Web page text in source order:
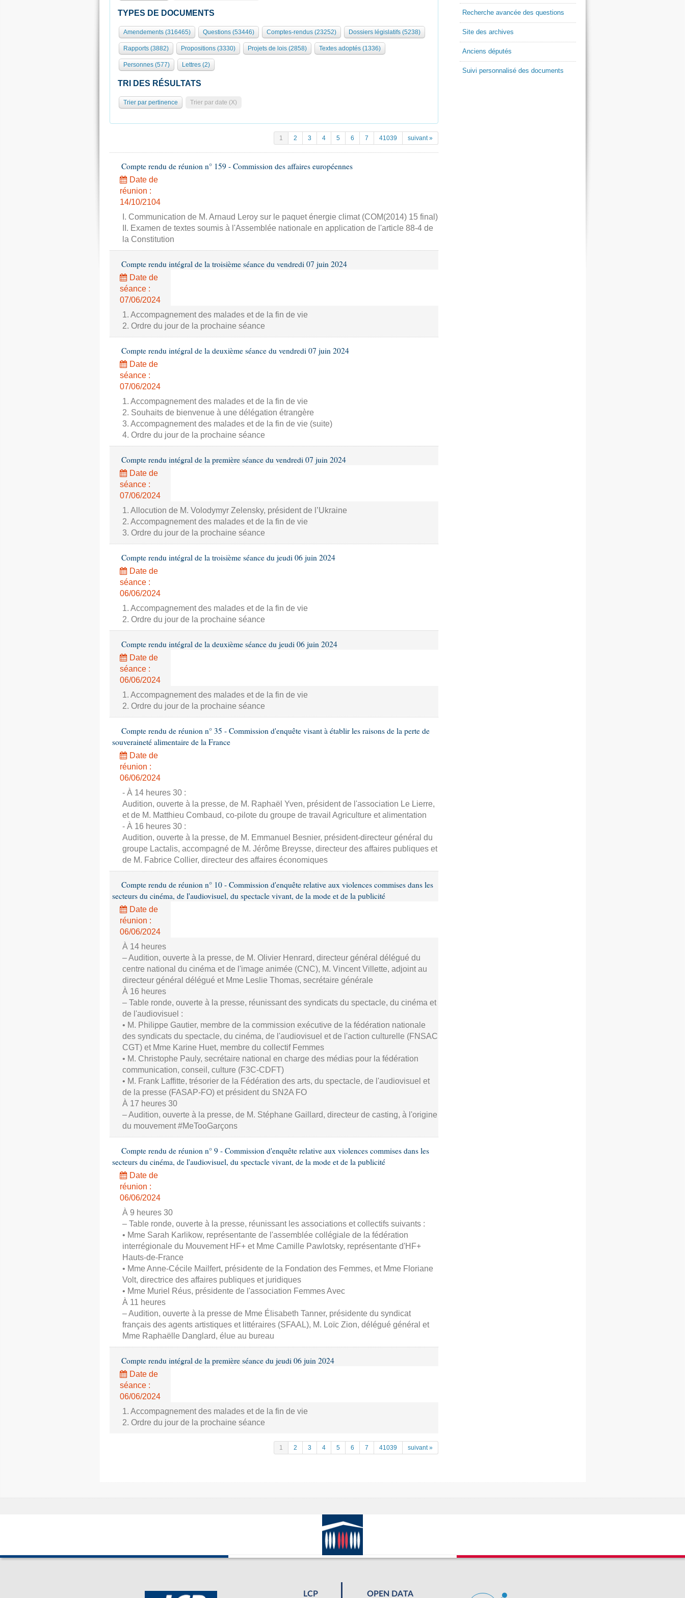
TYPES DE DOCUMENTS
Amendements (316465) Questions (53446) Comptes-rendus (23252) Dossiers législatifs (5238)
Rapports (3882) Propositions (3330) Projets de lois (2858) Textes adoptés (1336)
Personnes (577) Lettres (2)
TRI DES RÉSULTATS
Trier par pertinence Trier par date (X)
1 2 3 4 5 6 7 41039 suivant »
Compte rendu de réunion n° 159 - Commission des affaires européennes
Date de
réunion :
14/10/2104
I. Communication de M. Arnaud Leroy sur le paquet énergie climat (COM(2014) 15 final)
II. Examen de textes soumis à l'Assemblée nationale en application de l'article 88-4 de
la Constitution
Compte rendu intégral de la troisième séance du vendredi 07 juin 2024
Date de
séance :
07/06/2024
1. Accompagnement des malades et de la fin de vie
2. Ordre du jour de la prochaine séance
Compte rendu intégral de la deuxième séance du vendredi 07 juin 2024
Date de
séance :
07/06/2024
1. Accompagnement des malades et de la fin de vie
2. Souhaits de bienvenue à une délégation étrangère
3. Accompagnement des malades et de la fin de vie (suite)
4. Ordre du jour de la prochaine séance
Compte rendu intégral de la première séance du vendredi 07 juin 2024
Date de
séance :
07/06/2024
1. Allocution de M. Volodymyr Zelensky, président de l’Ukraine
2. Accompagnement des malades et de la fin de vie
3. Ordre du jour de la prochaine séance
Compte rendu intégral de la troisième séance du jeudi 06 juin 2024
Date de
séance :
06/06/2024
1. Accompagnement des malades et de la fin de vie
2. Ordre du jour de la prochaine séance
Compte rendu intégral de la deuxième séance du jeudi 06 juin 2024
Date de
séance :
06/06/2024
1. Accompagnement des malades et de la fin de vie
2. Ordre du jour de la prochaine séance
Compte rendu de réunion n° 35 - Commission d'enquête visant à établir les raisons de la perte de
souveraineté alimentaire de la France
Date de
réunion :
06/06/2024
- À 14 heures 30 :
Audition, ouverte à la presse, de M. Raphaël Yven, président de l'association Le Lierre,
et de M. Matthieu Combaud, co-pilote du groupe de travail Agriculture et alimentation
- À 16 heures 30 :
Audition, ouverte à la presse, de M. Emmanuel Besnier, président-directeur général du
groupe Lactalis, accompagné de M. Jérôme Breysse, directeur des affaires publiques et
de M. Fabrice Collier, directeur des affaires économiques
Compte rendu de réunion n° 10 - Commission d'enquête relative aux violences commises dans les
secteurs du cinéma, de l'audiovisuel, du spectacle vivant, de la mode et de la publicité
Date de
réunion :
06/06/2024
À 14 heures
– Audition, ouverte à la presse, de M. Olivier Henrard, directeur général délégué du
centre national du cinéma et de l'image animée (CNC), M. Vincent Villette, adjoint au
directeur général délégué et Mme Leslie Thomas, secrétaire générale
À 16 heures
– Table ronde, ouverte à la presse, réunissant des syndicats du spectacle, du cinéma et
de l'audiovisuel :
• M. Philippe Gautier, membre de la commission exécutive de la fédération nationale
des syndicats du spectacle, du cinéma, de l'audiovisuel et de l'action culturelle (FNSAC
CGT) et Mme Karine Huet, membre du collectif Femmes
• M. Christophe Pauly, secrétaire national en charge des médias pour la fédération
communication, conseil, culture (F3C-CDFT)
• M. Frank Laffitte, trésorier de la Fédération des arts, du spectacle, de l'audiovisuel et
de la presse (FASAP-FO) et président du SN2A FO
À 17 heures 30
– Audition, ouverte à la presse, de M. Stéphane Gaillard, directeur de casting, à l'origine
du mouvement #MeTooGarçons
Compte rendu de réunion n° 9 - Commission d'enquête relative aux violences commises dans les
secteurs du cinéma, de l'audiovisuel, du spectacle vivant, de la mode et de la publicité
Date de
réunion :
06/06/2024
À 9 heures 30
– Table ronde, ouverte à la presse, réunissant les associations et collectifs suivants :
• Mme Sarah Karlikow, représentante de l'assemblée collégiale de la fédération
interrégionale du Mouvement HF+ et Mme Camille Pawlotsky, représentante d'HF+
Hauts-de-France
• Mme Anne-Cécile Mailfert, présidente de la Fondation des Femmes, et Mme Floriane
Volt, directrice des affaires publiques et juridiques
• Mme Muriel Réus, présidente de l'association Femmes Avec
À 11 heures
– Audition, ouverte à la presse de Mme Élisabeth Tanner, présidente du syndicat
français des agents artistiques et littéraires (SFAAL), M. Loïc Zion, délégué général et
Mme Raphaëlle Danglard, élue au bureau
Compte rendu intégral de la première séance du jeudi 06 juin 2024
Date de
séance :
06/06/2024
1. Accompagnement des malades et de la fin de vie
2. Ordre du jour de la prochaine séance
1 2 3 4 5 6 7 41039 suivant »
Recherche avancée des questions
Site des archives
Anciens députés
Suivi personnalisé des documents
LCP OPEN DATA